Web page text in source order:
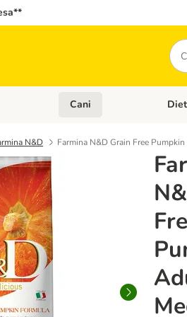
Cerca
Categoria: OccasioniApri Menù Categoria: Gatti
Cani Apri
N&D Farmina N&D Grain Free